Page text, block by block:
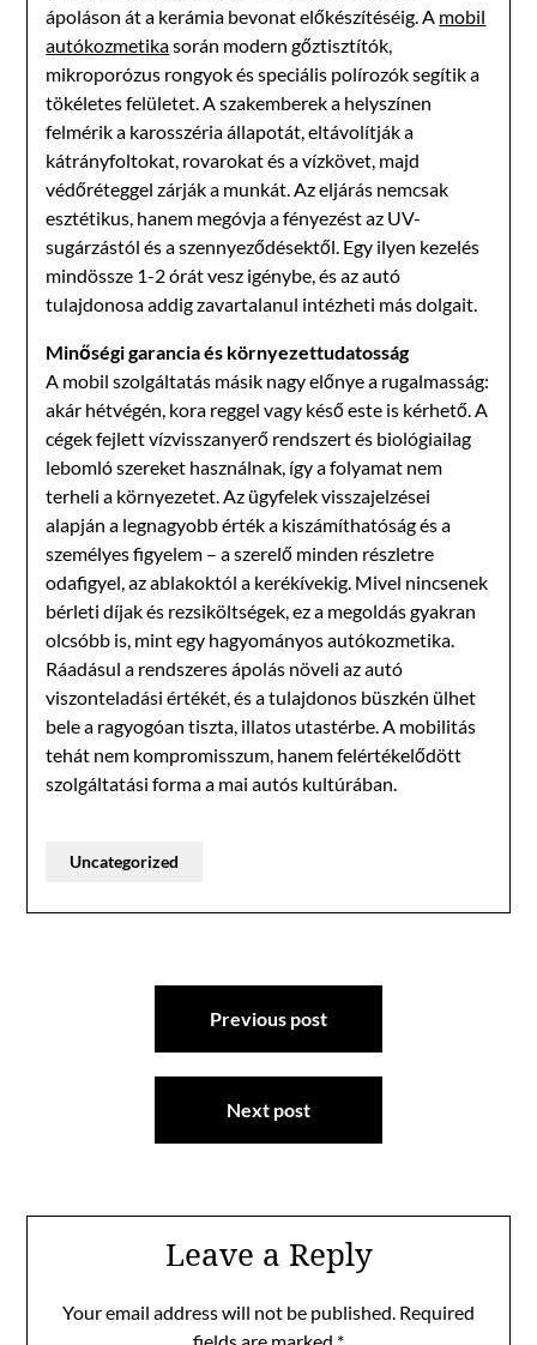
ápoláson át a kerámia bevonat előkészítéséig. A mobil
autókozmetikasorán modern gőztisztítók,
mikroporózus rongyok és speciális polírozók segítik a
tökéletes felületet. A szakemberek a helyszínen
felmérik a karosszéria állapotát, eltávolítják a
kátrányfoltokat, rovarokat és a vízkövet, majd
védőréteggel zárják a munkát. Az eljárás nemcsak
esztétikus, hanem megóvja a fényezést az UV-
sugárzástól és a szennyeződésektől. Egy ilyen kezelés
mindössze 1-2 órát vesz igénybe, és az autó
tulajdonosa addig zavartalanul intézheti más dolgait.
Minőségi garancia és környezettudatosság
A mobil szolgáltatás másik nagy előnye a rugalmasság:
akár hétvégén, kora reggel vagy késő este is kérhető. A
cégek fejlett vízvisszanyerő rendszert és biológiailag
lebomló szereket használnak, így a folyamat nem
terheli a környezetet. Az ügyfelek visszajelzései
alapján a legnagyobb érték a kiszámíthatóság és a
személyes figyelem – a szerelő minden részletre
odafigyel, az ablakoktól a kerékívekig. Mivel nincsenek
bérleti díjak és rezsiköltségek, ez a megoldás gyakran
olcsóbb is, mint egy hagyományos autókozmetika.
Ráadásul a rendszeres ápolás növeli az autó
viszonteladási értékét, és a tulajdonos büszkén ülhet
bele a ragyogóan tiszta, illatos utastérbe. A mobilitás
tehát nem kompromisszum, hanem felértékelődött
szolgáltatási forma a mai autós kultúrában.
Uncategorized
Previous post
Next post
Leave a Reply
Your email address will not be published. Required